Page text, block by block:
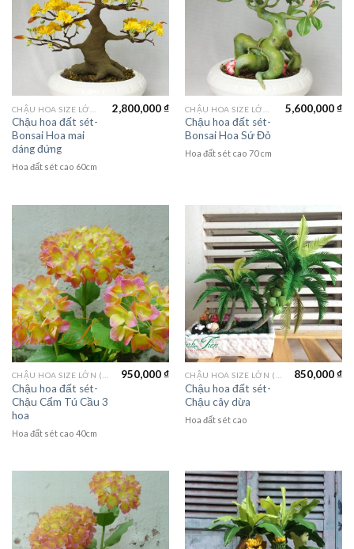
Chậu hoa đất sét-
Bonsai Hoa mai
dáng đứng
2,800,000₫
Hoa đất sét cao 60cm
Chậu hoa đất sét-
Bonsai Hoa Sứ Đỏ
5,600,000₫
Hoa đất sét cao 70 cm
CHẬU HOA SIZE LỚN (LAGER FLOWER)
Chậu hoa đất sét-
Chậu Cẩm Tú Cầu 3
hoa
950,000₫
Hoa đất sét cao 40cm
CHẬU HOA SIZE LỚN (LAGER FLOWER)
Chậu hoa đất sét-
Chậu cây dừa
850,000₫
Hoa đất sét cao